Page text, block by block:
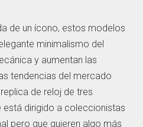
de un ícono, estos modelos
minimalismo del
y aumentan las
tendencias del mercado
de reloj de tres
está dirigido a coleccionistas
pero que quieren algo más